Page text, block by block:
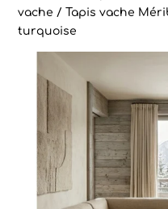
vache / Tapis vache
turquoise